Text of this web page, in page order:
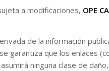
a modificaciones, OPE
de la información
garantiza que los enlaces
ninguna clase de